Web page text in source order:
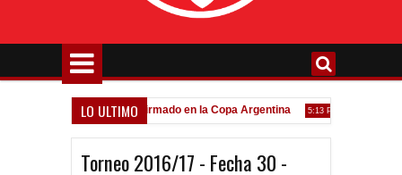
LO ULTIMO
Todo confirmado en la Copa Argentina 5:13 PM Goleada
Torneo 2016/17 - Fecha 30 -